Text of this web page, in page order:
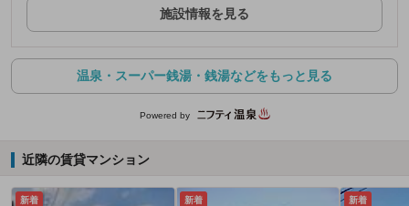
施設情報を見る
温泉・スーパー銭湯・銭湯などをもっと見る
Powered by
近隣の賃貸マンション
新着 新着 新着